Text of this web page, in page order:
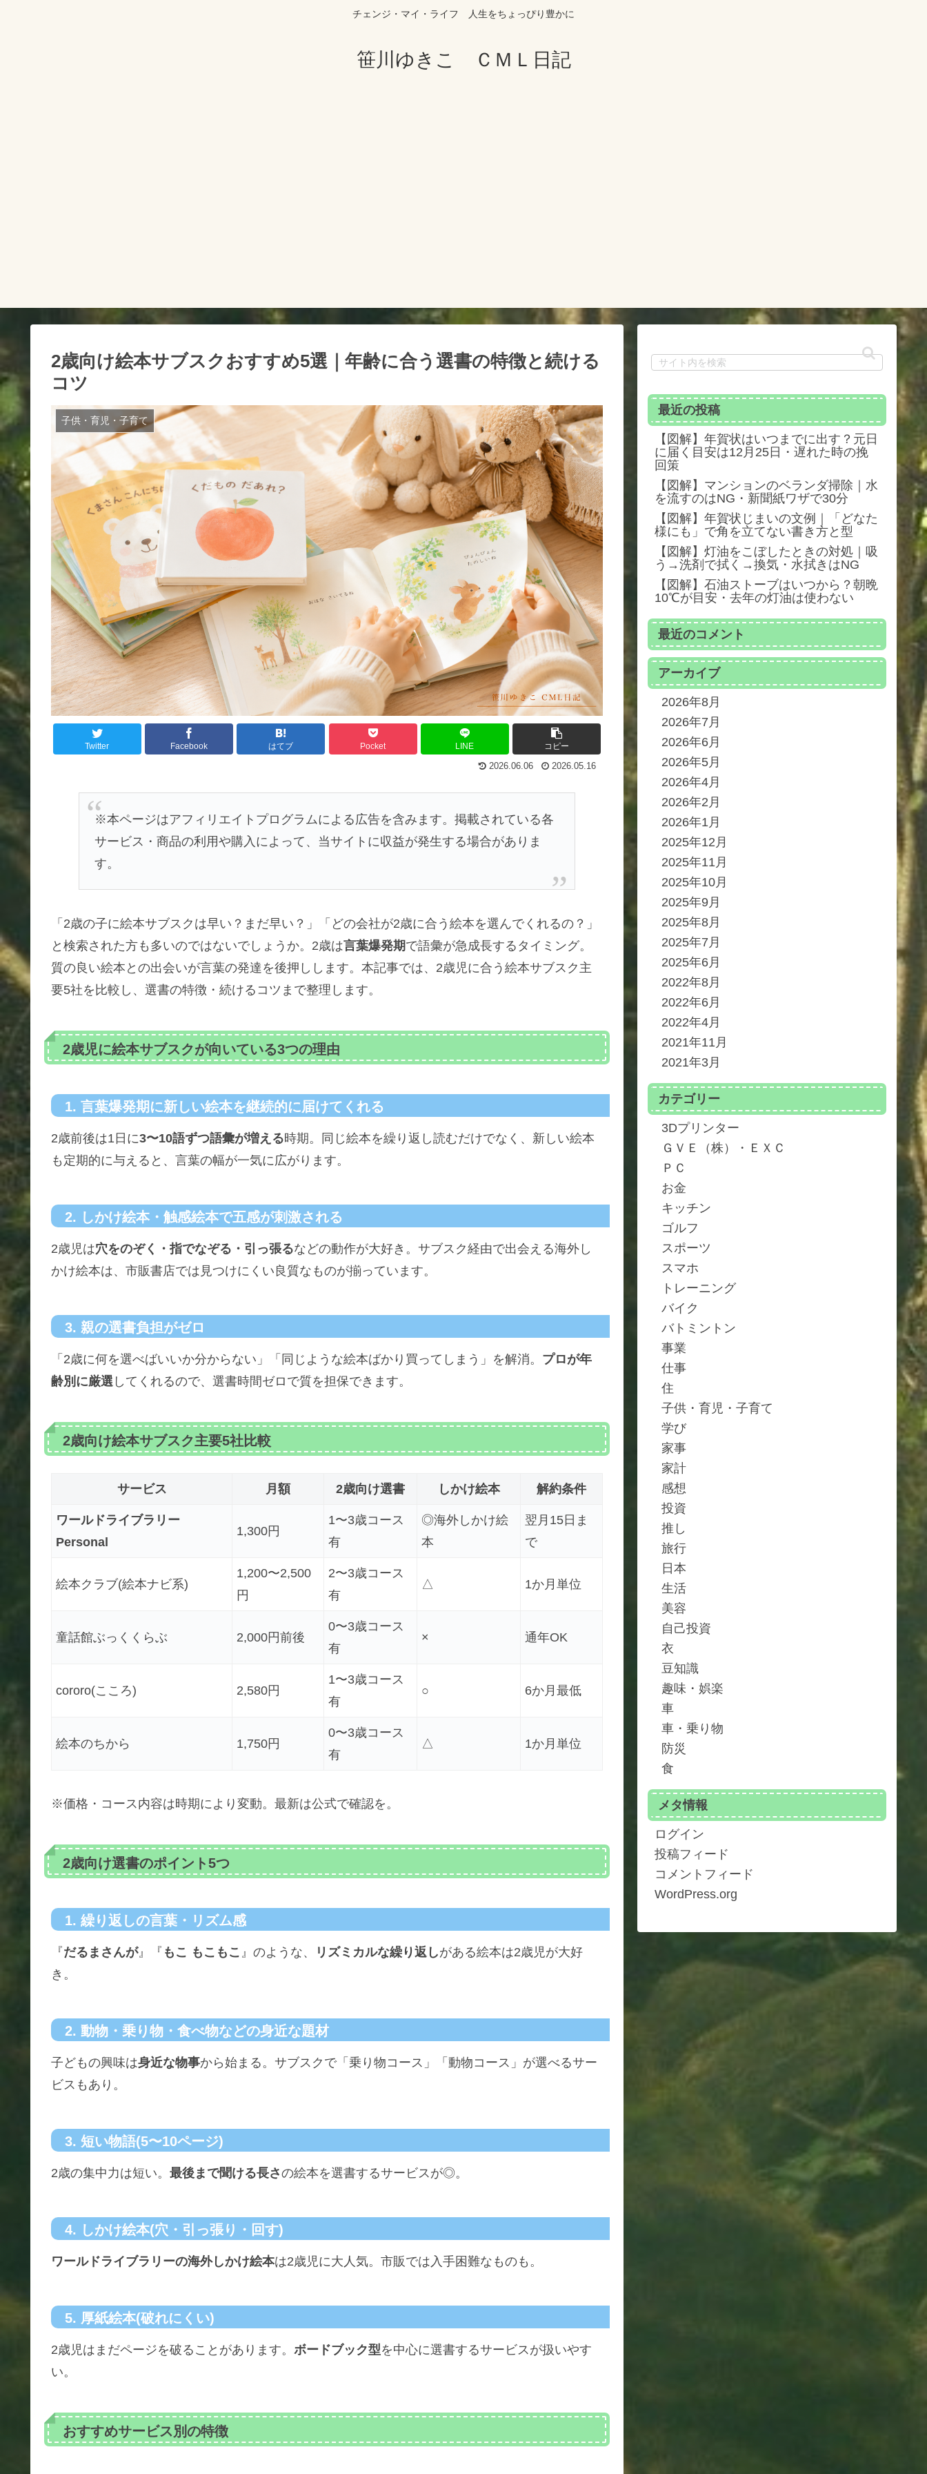
チェンジ・マイ・ライフ 人生をちょっぴり豊かに
笹川ゆきこ ＣＭＬ日記
2歳向け絵本サブスクおすすめ5選｜年齢に合う選書の特徴と続ける
コツ
子供・育児・子育て
Twitter Facebook はてブ Pocket LINE コピー
2026.06.06 2026.05.16
※本ページはアフィリエイトプログラムによる広告を含みます。掲載されている各
サービス・商品の利用や購入によって、当サイトに収益が発生する場合がありま
す。
「2歳の子に絵本サブスクは早い？まだ早い？」「どの会社が2歳に合う絵本を選んでくれるの？」
と検索された方も多いのではないでしょうか。2歳は言葉爆発期で語彙が急成長するタイミング。
質の良い絵本との出会いが言葉の発達を後押しします。本記事では、2歳児に合う絵本サブスク主
要5社を比較し、選書の特徴・続けるコツまで整理します。
2歳児に絵本サブスクが向いている3つの理由
1. 言葉爆発期に新しい絵本を継続的に届けてくれる
2歳前後は1日に3〜10語ずつ語彙が増える時期。同じ絵本を繰り返し読むだけでなく、新しい絵本
も定期的に与えると、言葉の幅が一気に広がります。
2. しかけ絵本・触感絵本で五感が刺激される
2歳児は穴をのぞく・指でなぞる・引っ張るなどの動作が大好き。サブスク経由で出会える海外し
かけ絵本は、市販書店では見つけにくい良質なものが揃っています。
3. 親の選書負担がゼロ
「2歳に何を選べばいいか分からない」「同じような絵本ばかり買ってしまう」を解消。 プロが年
齢別に厳選 してくれるので、選書時間ゼロで質を担保できます。
2歳向け絵本サブスク主要5社比較
サービス 月額 2歳向け選書 しかけ絵本 解約条件
ワールドライブラリー
Personal
1,300円
1〜3歳コース
有
◎海外しかけ絵
本
翌月15日ま
で
絵本クラブ(絵本ナビ系)
1,200〜2,500
円
2〜3歳コース
有
△ 1か月単位
童話館ぶっくくらぶ 2,000円前後
0〜3歳コース
有
× 通年OK
cororo(こころ) 2,580円
1〜3歳コース
有
○ 6か月最低
絵本のちから 1,750円
0〜3歳コース
有
△ 1か月単位
※価格・コース内容は時期により変動。最新は公式で確認を。
2歳向け選書のポイント5つ
1. 繰り返しの言葉・リズム感
『だるまさんが』『 もこ もこもこ 』のような、 リズミカルな繰り返しがある絵本は2歳児が大好
き。
2. 動物・乗り物・食べ物などの身近な題材
子どもの興味は身近な物事から始まる。サブスクで「乗り物コース」「動物コース」が選べるサー
ビスもあり。
3. 短い物語(5〜10ページ)
2歳の集中力は短い。 最後まで聞ける長さの絵本を選書するサービスが◎。
4. しかけ絵本(穴・引っ張り・回す)
ワールドライブラリーの海外しかけ絵本は2歳児に大人気。市販では入手困難なものも。
5. 厚紙絵本(破れにくい)
2歳児はまだページを破ることがあります。 ボードブック型を中心に選書するサービスが扱いやす
い。
おすすめサービス別の特徴
最近の投稿
【図解】年賀状はいつまでに出す？元日
に届く目安は12月25日・遅れた時の挽
回策
【図解】マンションのベランダ掃除｜水
を流すのはNG・新聞紙ワザで30分
【図解】年賀状じまいの文例｜「どなた
様にも」で角を立てない書き方と型
【図解】灯油をこぼしたときの対処｜吸
う→洗剤で拭く→換気・水拭きはNG
【図解】石油ストーブはいつから？朝晩
10℃が目安・去年の灯油は使わない
最近のコメント
アーカイブ
2026年8月
2026年7月
2026年6月
2026年5月
2026年4月
2026年2月
2026年1月
2025年12月
2025年11月
2025年10月
2025年9月
2025年8月
2025年7月
2025年6月
2022年8月
2022年6月
2022年4月
2021年11月
2021年3月
カテゴリー
3Dプリンター
ＧＶＥ（株）・ＥＸＣ
ＰＣ
お金
キッチン
ゴルフ
スポーツ
スマホ
トレーニング
バイク
バトミントン
事業
仕事
住
子供・育児・子育て
学び
家事
家計
感想
投資
推し
旅行
日本
生活
美容
自己投資
衣
豆知識
趣味・娯楽
車
車・乗り物
防災
食
メタ情報
ログイン
投稿フィード
コメントフィード
WordPress.org